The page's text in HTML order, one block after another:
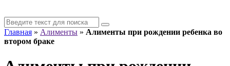
Главная » Алименты » Алименты при рождении ребенка во
втором браке